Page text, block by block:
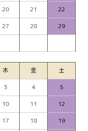
20 21
22
27 28
29
木 金
土
3 4
5
10 11
12
17 18
19